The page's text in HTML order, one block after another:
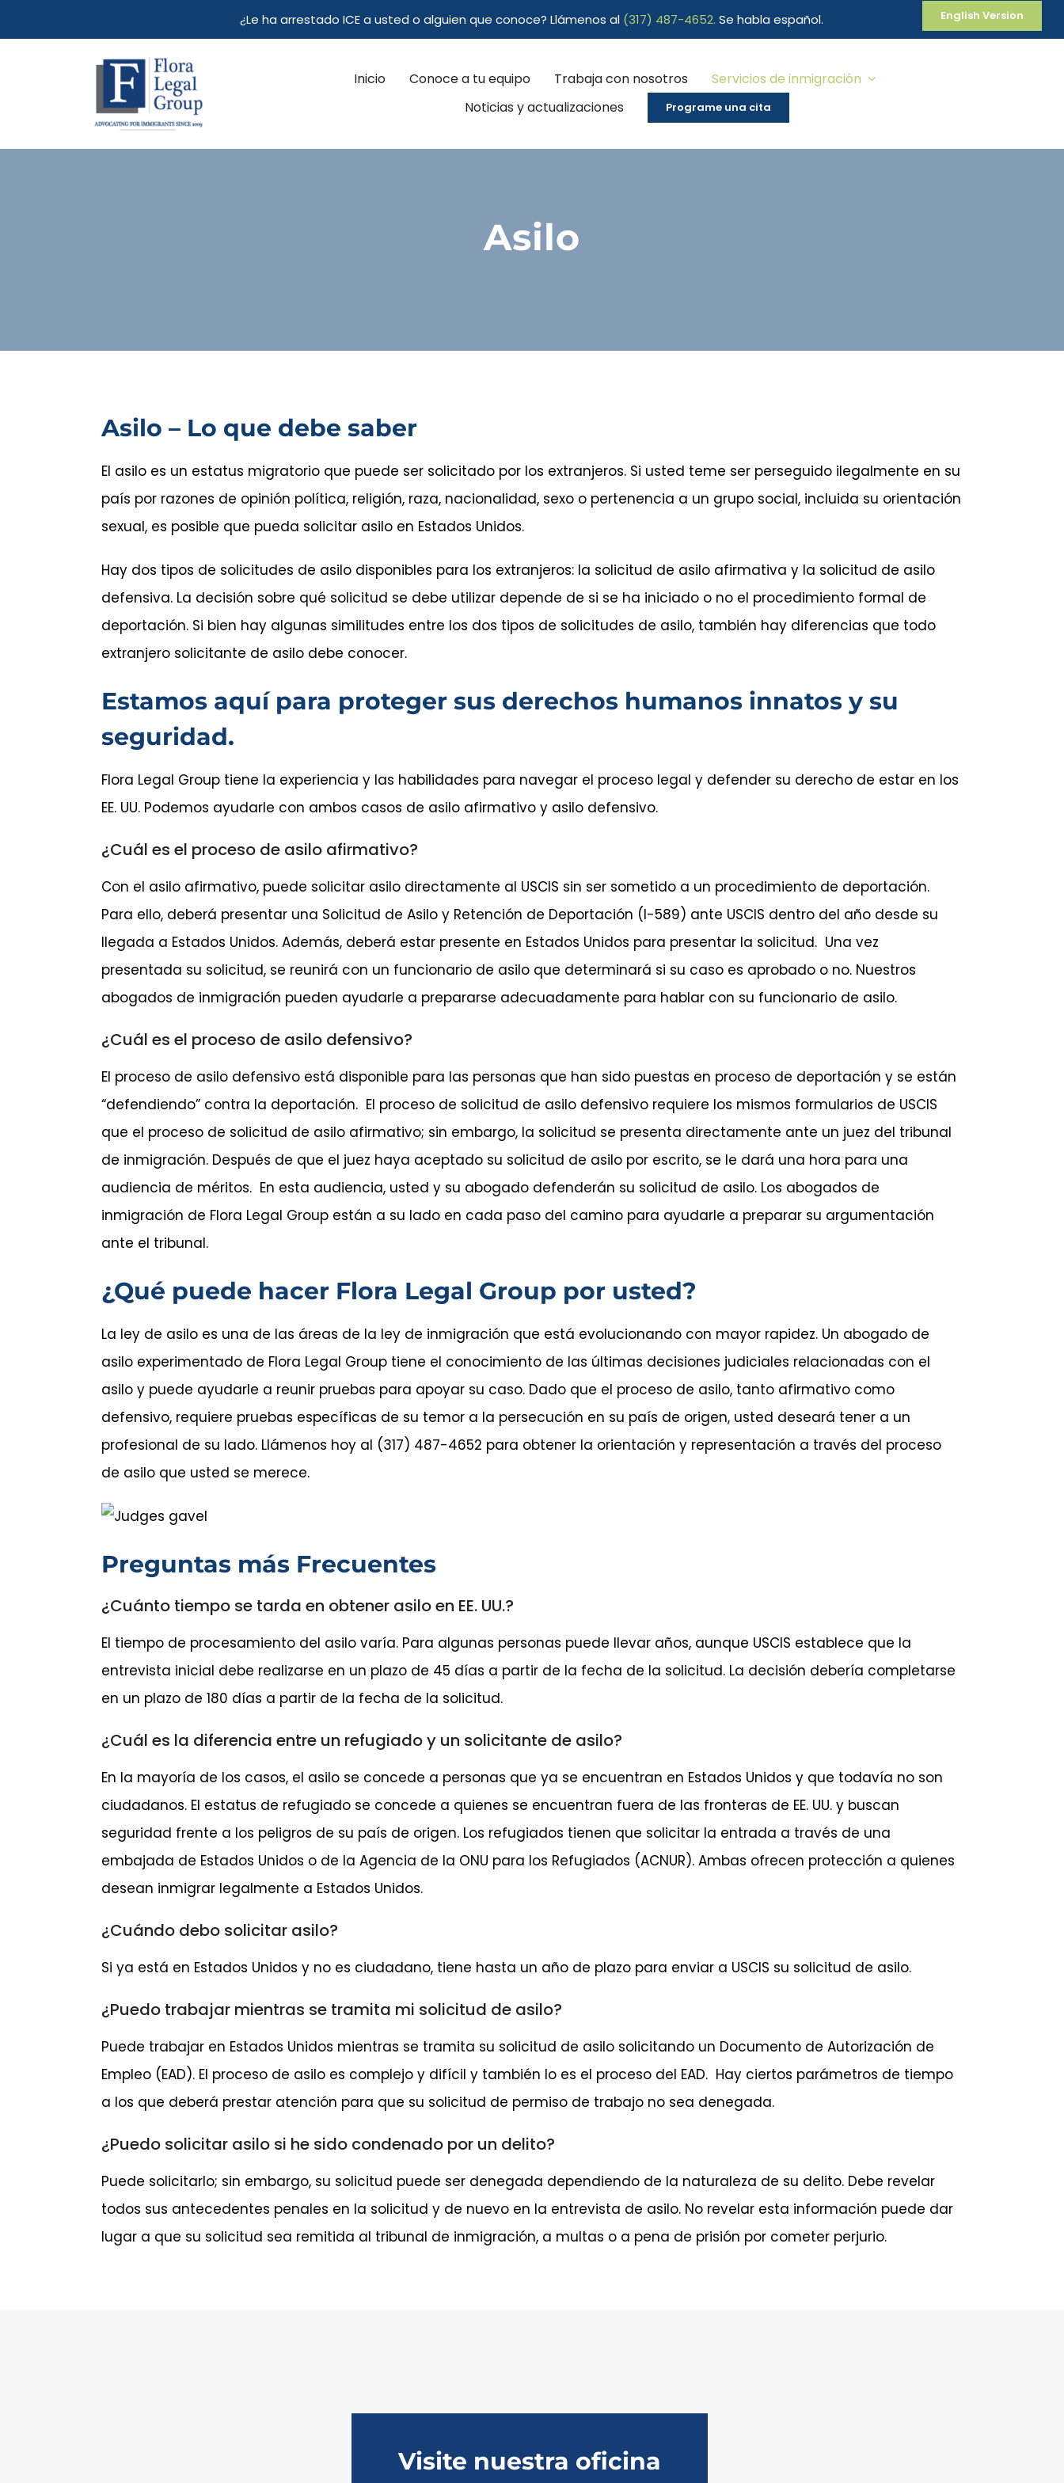
to
¿Le ha arrestado ICE a usted o alguien que conoce? Llámenos al (317) 487-4652. Se habla español. English Version
Inicio Conoce a tu equipo Trabaja con nosotros
Servicios de inmigración
Noticias y actualizaciones
Programe una cita
Asilo
Asilo – Lo que debe saber
El asilo es un estatus migratorio que puede ser solicitado por los extranjeros. Si usted teme ser perseguido ilegalmente en su
país por razones de opinión política, religión, raza, nacionalidad, sexo o pertenencia a un grupo social, incluida su orientación
sexual, es posible que pueda solicitar asilo en Estados Unidos.
Hay dos tipos de solicitudes de asilo disponibles para los extranjeros: la solicitud de asilo afirmativa y la solicitud de asilo
defensiva. La decisión sobre qué solicitud se debe utilizar depende de si se ha iniciado o no el procedimiento formal de
deportación. Si bien hay algunas similitudes entre los dos tipos de solicitudes de asilo, también hay diferencias que todo
extranjero solicitante de asilo debe conocer.
Estamos aquí para proteger sus derechos humanos innatos y su
seguridad.
Flora Legal Group tiene la experiencia y las habilidades para navegar el proceso legal y defender su derecho de estar en los
EE. UU. Podemos ayudarle con ambos casos de asilo afirmativo y asilo defensivo.
¿Cuál es el proceso de asilo afirmativo?
Con el asilo afirmativo, puede solicitar asilo directamente al USCIS sin ser sometido a un procedimiento de deportación.
Para ello, deberá presentar una Solicitud de Asilo y Retención de Deportación (I-589) ante USCIS dentro del año desde su
llegada a Estados Unidos. Además, deberá estar presente en Estados Unidos para presentar la solicitud. Una vez
presentada su solicitud, se reunirá con un funcionario de asilo que determinará si su caso es aprobado o no. Nuestros
abogados de inmigración pueden ayudarle a prepararse adecuadamente para hablar con su funcionario de asilo.
¿Cuál es el proceso de asilo defensivo?
El proceso de asilo defensivo está disponible para las personas que han sido puestas en proceso de deportación y se están
“defendiendo” contra la deportación. El proceso de solicitud de asilo defensivo requiere los mismos formularios de USCIS
que el proceso de solicitud de asilo afirmativo; sin embargo, la solicitud se presenta directamente ante un juez del tribunal
de inmigración. Después de que el juez haya aceptado su solicitud de asilo por escrito, se le dará una hora para una
audiencia de méritos. En esta audiencia, usted y su abogado defenderán su solicitud de asilo. Los abogados de
inmigración de Flora Legal Group están a su lado en cada paso del camino para ayudarle a preparar su argumentación
ante el tribunal.
¿Qué puede hacer Flora Legal Group por usted?
La ley de asilo es una de las áreas de la ley de inmigración que está evolucionando con mayor rapidez. Un abogado de
asilo experimentado de Flora Legal Group tiene el conocimiento de las últimas decisiones judiciales relacionadas con el
asilo y puede ayudarle a reunir pruebas para apoyar su caso. Dado que el proceso de asilo, tanto afirmativo como
defensivo, requiere pruebas específicas de su temor a la persecución en su país de origen, usted deseará tener a un
profesional de su lado. Llámenos hoy al (317) 487-4652 para obtener la orientación y representación a través del proceso
de asilo que usted se merece.
Preguntas más Frecuentes
¿Cuánto tiempo se tarda en obtener asilo en EE. UU.?
El tiempo de procesamiento del asilo varía. Para algunas personas puede llevar años, aunque USCIS establece que la
entrevista inicial debe realizarse en un plazo de 45 días a partir de la fecha de la solicitud. La decisión debería completarse
en un plazo de 180 días a partir de la fecha de la solicitud.
¿Cuál es la diferencia entre un refugiado y un solicitante de asilo?
En la mayoría de los casos, el asilo se concede a personas que ya se encuentran en Estados Unidos y que todavía no son
ciudadanos. El estatus de refugiado se concede a quienes se encuentran fuera de las fronteras de EE. UU. y buscan
seguridad frente a los peligros de su país de origen. Los refugiados tienen que solicitar la entrada a través de una
embajada de Estados Unidos o de la Agencia de la ONU para los Refugiados (ACNUR). Ambas ofrecen protección a quienes
desean inmigrar legalmente a Estados Unidos.
¿Cuándo debo solicitar asilo?
Si ya está en Estados Unidos y no es ciudadano, tiene hasta un año de plazo para enviar a USCIS su solicitud de asilo.
¿Puedo trabajar mientras se tramita mi solicitud de asilo?
Puede trabajar en Estados Unidos mientras se tramita su solicitud de asilo solicitando un Documento de Autorización de
Empleo (EAD). El proceso de asilo es complejo y difícil y también lo es el proceso del EAD. Hay ciertos parámetros de tiempo
a los que deberá prestar atención para que su solicitud de permiso de trabajo no sea denegada.
¿Puedo solicitar asilo si he sido condenado por un delito?
Puede solicitarlo; sin embargo, su solicitud puede ser denegada dependiendo de la naturaleza de su delito. Debe revelar
todos sus antecedentes penales en la solicitud y de nuevo en la entrevista de asilo. No revelar esta información puede dar
lugar a que su solicitud sea remitida al tribunal de inmigración, a multas o a pena de prisión por cometer perjurio.
Visite nuestra oficina